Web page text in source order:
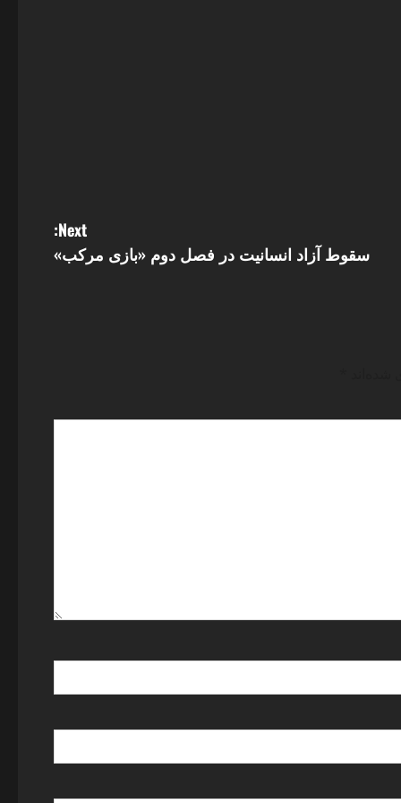
Next:
سقوط آزاد انسانیت در فصل دوم «بازی مرکب»